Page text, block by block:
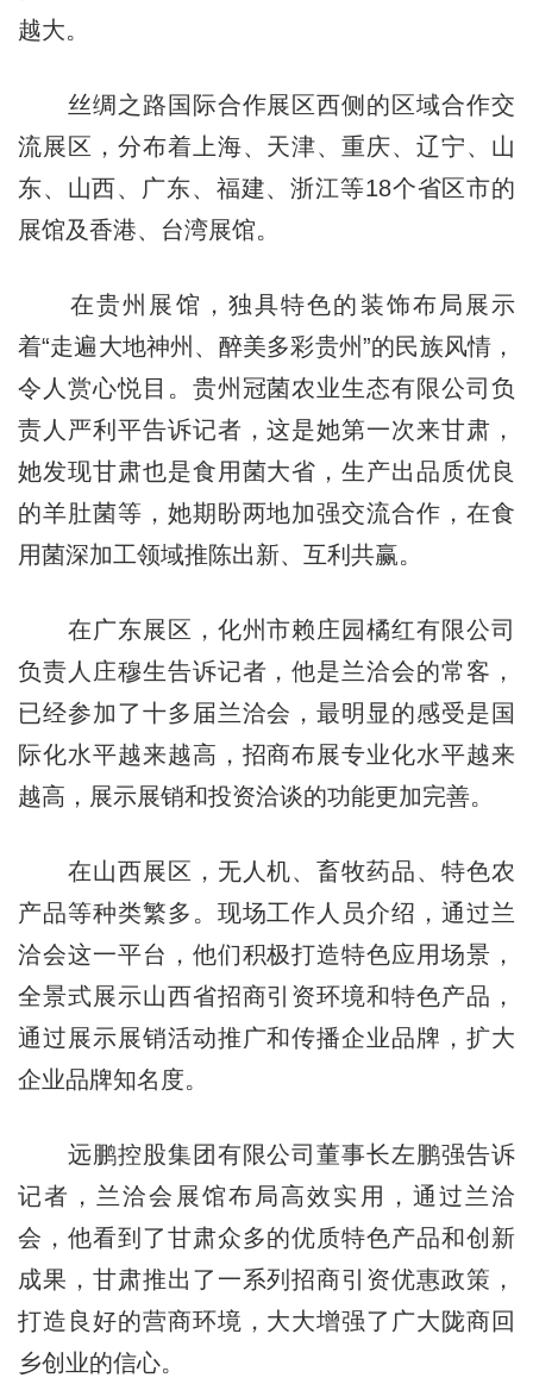
越大。
丝绸之路国际合作展区西侧的区域合作交
流展区，分布着上海、天津、重庆、辽宁、山
东、山西、广东、福建、浙江等18个省区市的
展馆及香港、台湾展馆。
在贵州展馆，独具特色的装饰布局展示
着“走遍大地神州、醉美多彩贵州”的民族风情，
令人赏心悦目。贵州冠菌农业生态有限公司负
责人严利平告诉记者，这是她第一次来甘肃，
她发现甘肃也是食用菌大省，生产出品质优良
的羊肚菌等，她期盼两地加强交流合作，在食
用菌深加工领域推陈出新、互利共赢。
在广东展区，化州市赖庄园橘红有限公司
负责人庄穆生告诉记者，他是兰洽会的常客，
已经参加了十多届兰洽会，最明显的感受是国
际化水平越来越高，招商布展专业化水平越来
越高，展示展销和投资洽谈的功能更加完善。
在山西展区，无人机、畜牧药品、特色农
产品等种类繁多。现场工作人员介绍，通过兰
洽会这一平台，他们积极打造特色应用场景，
全景式展示山西省招商引资环境和特色产品，
通过展示展销活动推广和传播企业品牌，扩大
企业品牌知名度。
远鹏控股集团有限公司董事长左鹏强告诉
记者，兰洽会展馆布局高效实用，通过兰洽
会，他看到了甘肃众多的优质特色产品和创新
成果，甘肃推出了一系列招商引资优惠政策，
打造良好的营商环境，大大增强了广大陇商回
乡创业的信心。